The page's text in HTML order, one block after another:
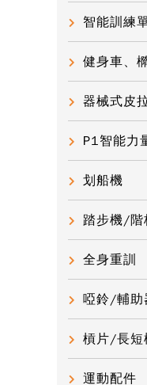
智能訓練
健身車、
器械式皮
P1智能力
划船機
踏步機/
全身重訓
啞鈴/輔助
槓片/長短
運動配件